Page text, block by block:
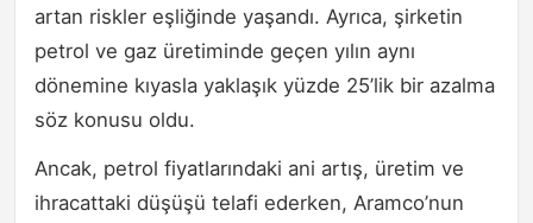
artan riskler eşliğinde yaşandı. Ayrıca, şirketin
petrol ve gaz üretiminde geçen yılın aynı
dönemine kıyasla yaklaşık yüzde 25’lik bir azalma
söz konusu oldu.
Ancak, petrol fiyatlarındaki ani artış, üretim ve
ihracattaki düşüşü telafi ederken, Aramco’nun